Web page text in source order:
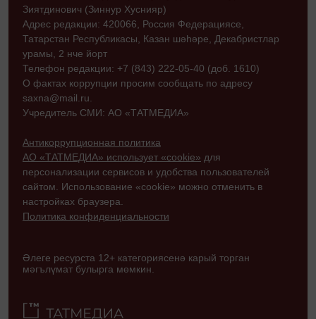
Зиятдинович (Зиннур Хуснияр)
Адрес редакции: 420066, Россия Федерациясе,
Татарстан Республикасы, Казан шәһәре, Декабристлар
урамы, 2 нче йорт
Телефон редакции: +7 (843) 222-05-40 (доб. 1610)
О фактах коррупции просим сообщать по адресу
saxna@mail.ru.
Учредитель СМИ: АО «ТАТМЕДИА»
Антикоррупционная политика
АО «ТАТМЕДИА» использует «cookie» для
персонализации сервисов и удобства пользователей
сайтом. Использование «cookie» можно отменить в
настройках браузера.
Политика конфиденциальности
Әлеге ресурста 12+ категориясенә карый торган
мәгълүмат булырга мөмкин.